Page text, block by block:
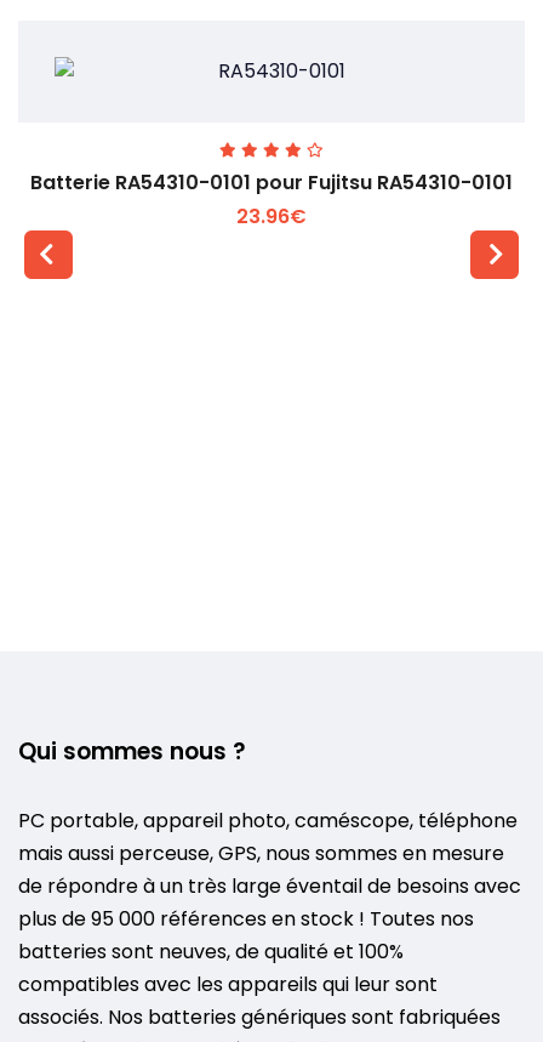
Batterie RA54310-0101 pour Fujitsu RA54310-0101
23.96€
Qui sommes nous ?
PC portable, appareil photo, caméscope, téléphone
mais aussi perceuse, GPS, nous sommes en mesure
de répondre à un très large éventail de besoins avec
plus de 95 000 références en stock ! Toutes nos
batteries sont neuves, de qualité et 100%
compatibles avec les appareils qui leur sont
associés. Nos batteries génériques sont fabriquées